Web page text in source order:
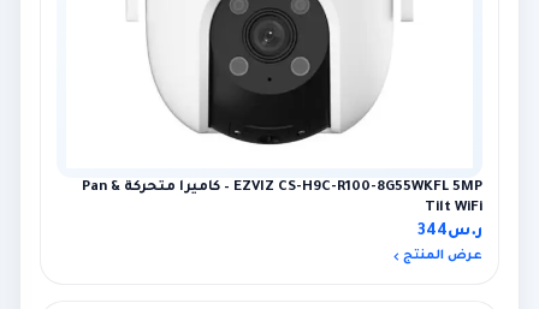
EZVIZ CS-H9C-R100-8G55WKFL 5MP – كاميرا متحركة Pan &
Tilt WiFi
ر.س344
عرض المنتج